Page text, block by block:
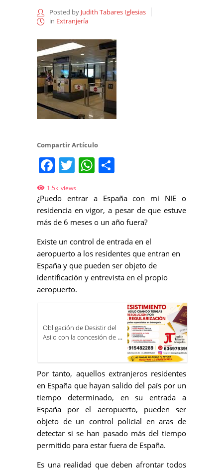
Posted by Judith Tabares Iglesias
in Extranjería
Compartir Artículo
Facebook
TwitterWhatsApp
1.5k views
¿Puedo entrar a España con mi NIE o
residencia en vigor, a pesar de que estuve
más de 6 meses o un año fuera?
Existe un control de entrada en el
aeropuerto a los residentes que entran en
España y que pueden ser objeto de
identificación y entrevista en el propio
aeropuerto.
Obligación de Desistir del
Asilo con la concesión de la
desistimiento.
Por tanto, aquellos extranjeros residentes
en España que hayan salido del país por un
tiempo determinado, en su entrada a
España por el aeropuerto, pueden ser
objeto de un control policial en aras de
detectar si se han pasado más del tiempo
permitido para estar fuera de España.
Es una realidad que deben afrontar todos